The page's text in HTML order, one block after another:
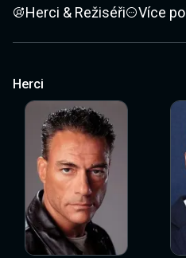
Herci & Režiséři Více
Herci